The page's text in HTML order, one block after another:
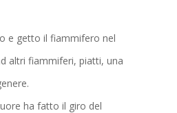
e getto il fiammifero nel
altri fiammiferi, piatti, una
ha fatto il giro del